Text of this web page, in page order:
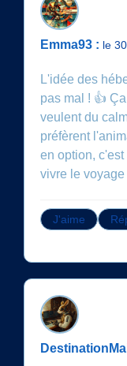
Emma93 : le
L'idée des
pas mal ! 👍
veulent du
préfèrent
en option,
J'aime